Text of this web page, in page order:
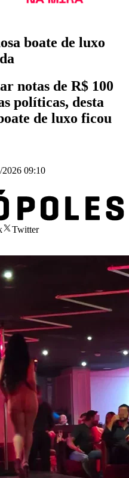
boate de luxo
notas de R$ 100
políticas, desta
de luxo ficou
2026 09:10
Twitter